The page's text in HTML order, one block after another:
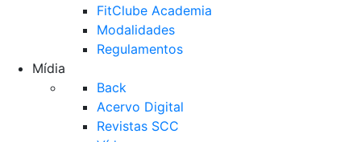
FitClube Academia
Modalidades
Regulamentos
Mídia
Back
Acervo Digital
Revistas SCC